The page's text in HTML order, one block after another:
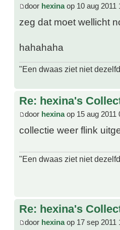
door hexinaop 10 aug 2011
zeg dat moet wellicht
hahahaha
"Een dwaas ziet niet
Re: hexina's
door hexinaop 15 aug 2011
collectie weer flink
"Een dwaas ziet niet
Re: hexina's
door hexinaop 17 sep 2011